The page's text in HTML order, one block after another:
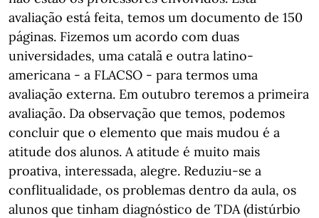
avaliação está feita, temos um documento de 150
páginas. Fizemos um acordo com duas
universidades, uma catalã e outra latino-
americana - a FLACSO - para termos uma
avaliação externa. Em outubro teremos a primeira
avaliação. Da observação que temos, podemos
concluir que o elemento que mais mudou é a
atitude dos alunos. A atitude é muito mais
proativa, interessada, alegre. Reduziu-se a
conflitualidade, os problemas dentro da aula, os
alunos que tinham diagnóstico de TDA (distúrbio